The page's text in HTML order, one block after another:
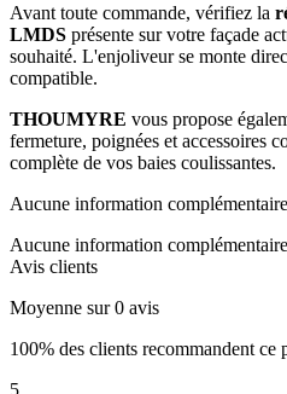
Avant toute commande, vérifiez la
LMDS présente sur votre façade
souhaité. L'enjoliveur se monte
compatible.
THOUMYRE vous propose
fermeture, poignées et accessoires
complète de vos baies coulissantes.
Aucune information
Aucune information
Avis clients
Moyenne sur 0 avis
100% des clients recommandent
5